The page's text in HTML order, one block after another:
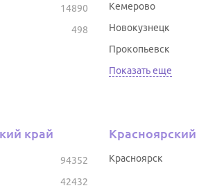
14890
498
Кемерово
Новокузнецк
Прокопьевск
Показать еще
край
94352
42432
Красноярский
Красноярск